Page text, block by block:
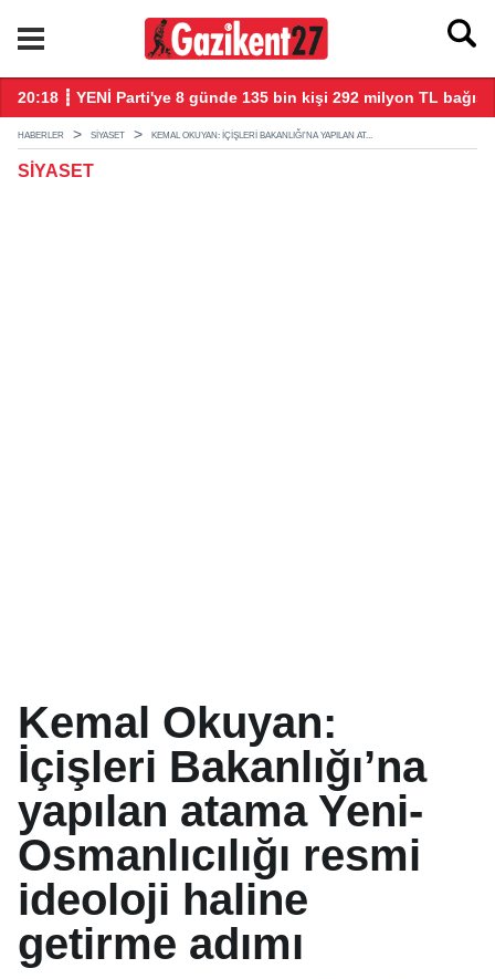
20:18 ┋ YENİ Parti'ye 8 günde 135 bin kişi 292 milyon TL bağış
HABERLER SIYASET KEMAL OKUYAN: İÇIŞLERI BAKANLIĞI’NA YAPILAN AT...
SIYASET
Kemal Okuyan:
İçişleri Bakanlığı’na
yapılan atama Yeni-
Osmanlıcılığı resmi
ideoloji haline
getirme adımı